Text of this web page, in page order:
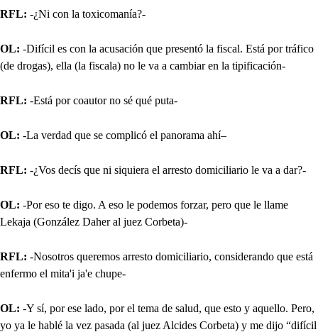
RFL: -¿Ni con la toxicomanía?-
OL: -Difícil es con la acusación que presentó la fiscal. Está por tráfico
(de drogas), ella (la fiscala) no le va a cambiar en la tipificación-
RFL: -Está por coautor no sé qué puta-
OL: -La verdad que se complicó el panorama ahí–
RFL: -¿Vos decís que ni siquiera el arresto domiciliario le va a dar?-
OL: -Por eso te digo. A eso le podemos forzar, pero que le llame
Lekaja (González Daher al juez Corbeta)-
RFL: -Nosotros queremos arresto domiciliario, considerando que está
enfermo el mita'i ja'e chupe-
OL: -Y sí, por ese lado, por el tema de salud, que esto y aquello. Pero,
yo ya le hablé la vez pasada (al juez Alcides Corbeta) y me dijo “difícil